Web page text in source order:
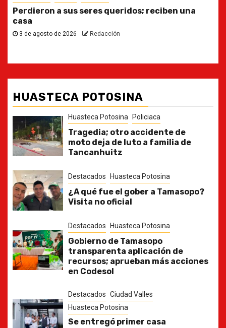
Ya casi, el quinto informe del Gobernador
30 de julio de 2026
HUASTECA POTOSINA
Huasteca Potosina Policiaca
Tragedia; otro accidente de
moto deja de luto a familia de
Tancanhuitz
Destacados Huasteca Potosina
¿A qué fue el gober a Tamasopo?
Visita no oficial
Destacados Huasteca Potosina
Gobierno de Tamasopo
transparenta aplicación de
recursos; aprueban más acciones
en Codesol
Destacados Ciudad Valles
Huasteca Potosina
Se entregó primer casa